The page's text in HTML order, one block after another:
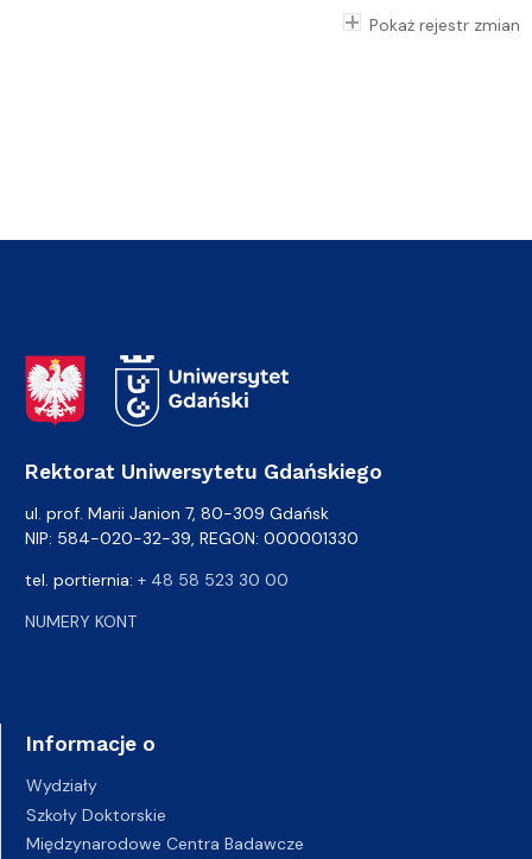
Pokaż rejestr zmian
Adres Rektoratu
Rektorat Uniwersytetu Gdańskiego
ul. prof. Marii Janion 7, 80-309 Gdańsk
NIP: 584-020-32-39, REGON: 000001330
tel. portiernia: + 48 58 523 30 00
NUMERY KONT
Informacje o
Wydziały
Szkoły Doktorskie
Międzynarodowe Centra Badawcze